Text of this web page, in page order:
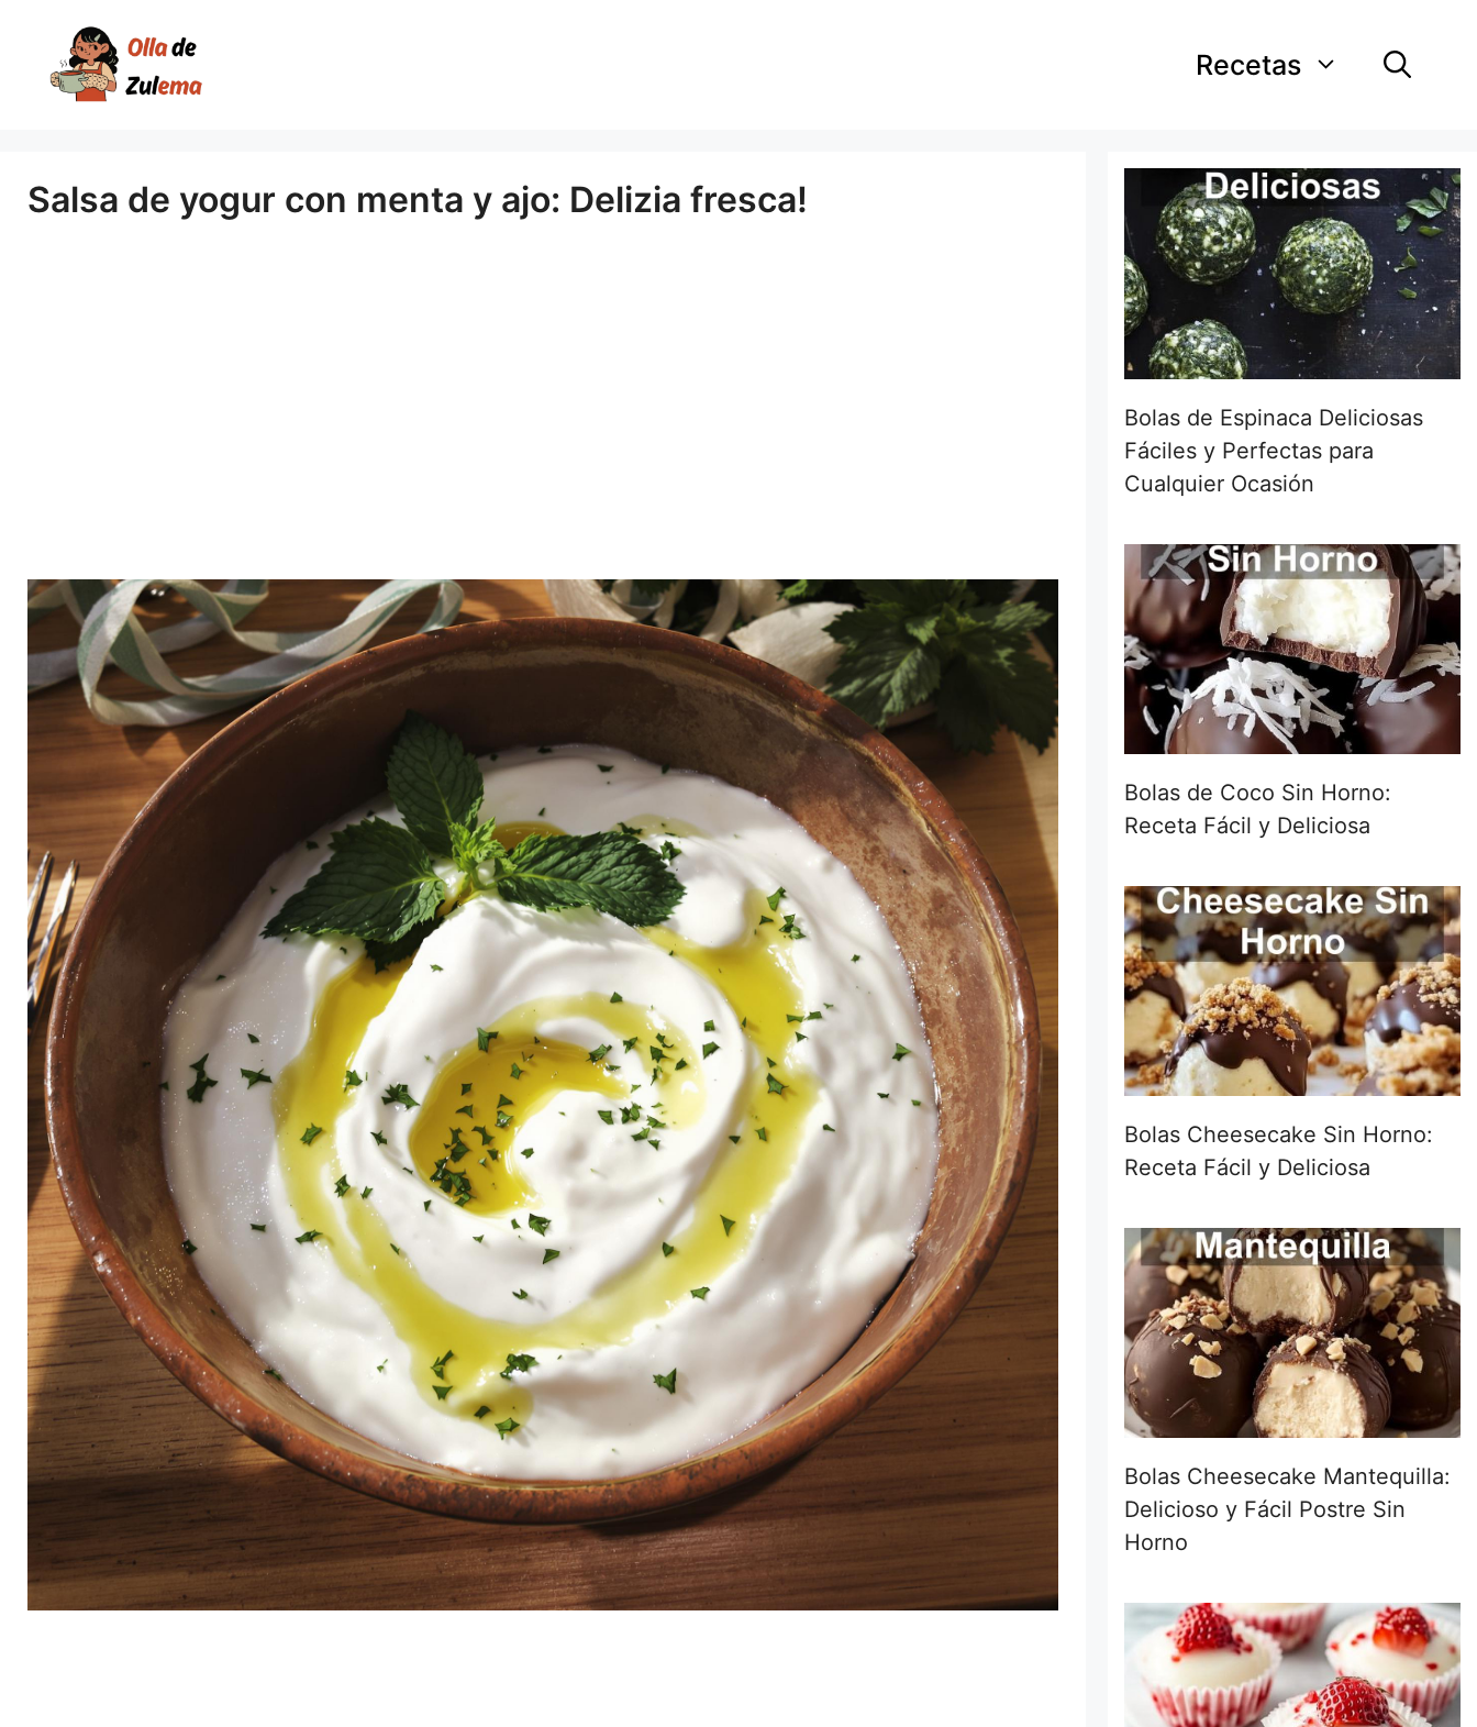
contenido
Recetas
Salsa de yogur con menta y ajo: Delizia fresca!
Bolas de Espinaca Deliciosas
Fáciles y Perfectas para
Cualquier Ocasión
Bolas de Coco Sin Horno:
Receta Fácil y Deliciosa
Bolas Cheesecake Sin Horno:
Receta Fácil y Deliciosa
Bolas Cheesecake Mantequilla:
Delicioso y Fácil Postre Sin
Horno